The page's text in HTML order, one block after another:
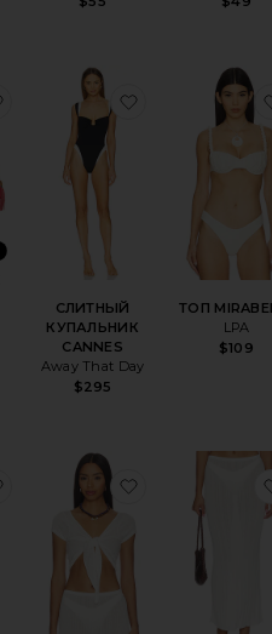
избранноеЮБКА JOIE
СЛИТНЫЙ
КУПАЛЬНИК
CANNES
Away That Day
$295
ТОП
LPA
$109
избранноеПЛАТЬЕ HILDIE